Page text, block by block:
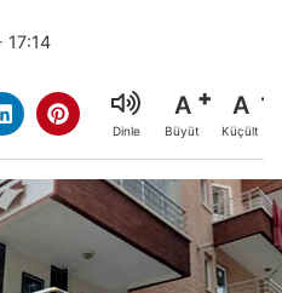
17:14
Dinle
A
Büyüt
A
Küçült